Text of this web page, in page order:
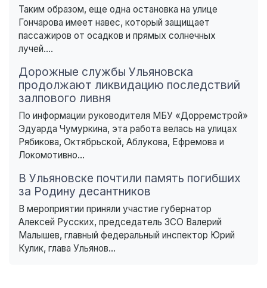
Таким образом, еще одна остановка на улице
Гончарова имеет навес, который защищает
пассажиров от осадков и прямых солнечных
лучей....
Дорожные службы Ульяновска
продолжают ликвидацию последствий
залпового ливня
По информации руководителя МБУ «Дорремстрой»
Эдуарда Чумуркина, эта работа велась на улицах
Рябикова, Октябрьской, Аблукова, Ефремова и
Локомотивно...
В Ульяновске почтили память погибших
за Родину десантников
В мероприятии приняли участие губернатор
Алексей Русских, председатель ЗСО Валерий
Малышев, главный федеральный инспектор Юрий
Кулик, глава Ульянов...